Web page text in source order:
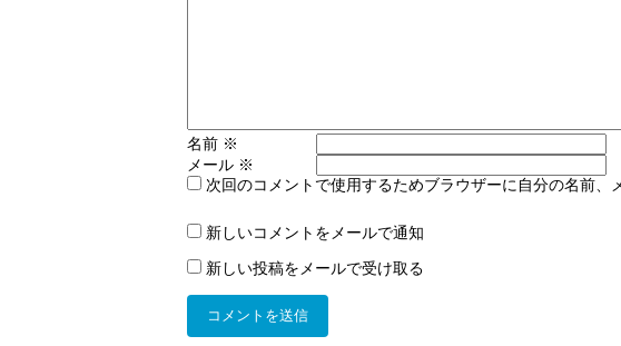
名前 ※
メール ※
次回のコメントで使用するためブラウザーに自分の名前、
新しいコメントをメールで通知
新しい投稿をメールで受け取る